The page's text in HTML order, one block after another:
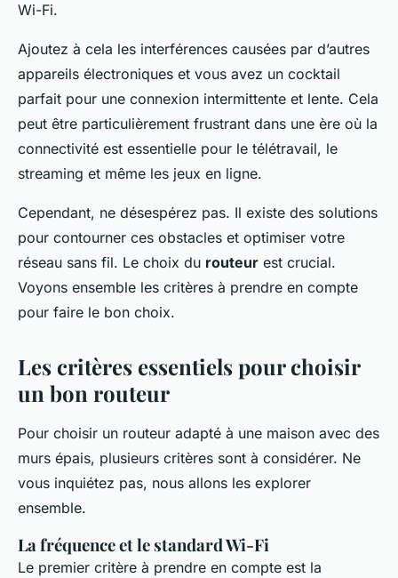
Wi-Fi.
Ajoutez à cela les interférences causées par d’autres
appareils électroniques et vous avez un cocktail
parfait pour une connexion intermittente et lente. Cela
peut être particulièrement frustrant dans une ère où la
connectivité est essentielle pour le télétravail, le
streaming et même les jeux en ligne.
Cependant, ne désespérez pas. Il existe des solutions
pour contourner ces obstacles et optimiser votre
réseau sans fil. Le choix du routeur est crucial.
Voyons ensemble les critères à prendre en compte
pour faire le bon choix.
Les critères essentiels pour choisir
un bon routeur
Pour choisir un routeur adapté à une maison avec des
murs épais, plusieurs critères sont à considérer. Ne
vous inquiétez pas, nous allons les explorer
ensemble.
La fréquence et le standard Wi-Fi
Le premier critère à prendre en compte est la